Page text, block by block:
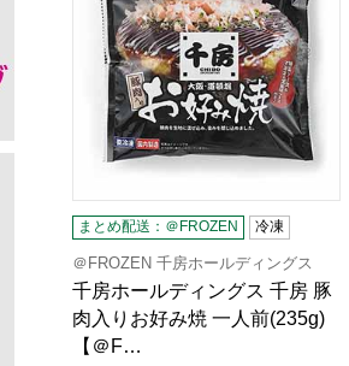
まとめ配送：＠FROZEN 冷凍
＠FROZEN 千房ホールディングス
千房ホールディングス 千房 豚
肉入りお好み焼 一人前(235g)
【＠F…